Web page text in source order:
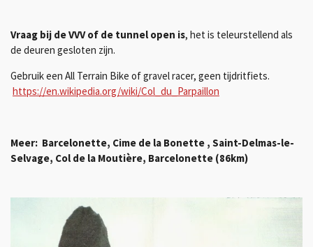
Vraag bij de VVV of de tunnel open is, het is teleurstellend als
de deuren gesloten zijn.
Gebruik een All Terrain Bike of gravel racer, geen tijdritfiets.
https://en.wikipedia.org/wiki/Col_du_Parpaillon
Meer: Barcelonette, Cime de la Bonette , Saint-Delmas-le-
Selvage, Col de la Moutière, Barcelonette (86km)